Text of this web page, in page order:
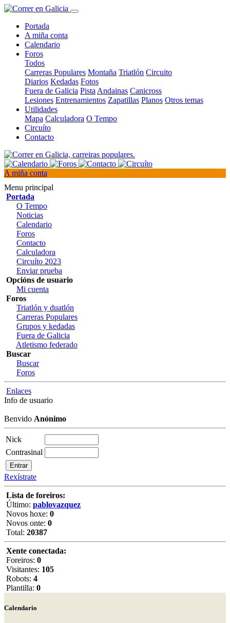
Portada
A miña conta
Calendario
Foros
Todos
Carreras Populares Montaña Triatlón Circuito
Diarios Kedadas Fotos
Fuera de Galicia Pista Andainas Canicross
Lesiones Entrenamientos Zapatillas Planos Otros temas
Utilidades
Mapa Calculadora O Tempo
Circuíto
Contacto
A miña conta
Menu principal
Portada
O Tempo
Noticias
Calendario
Foros
Contacto
Calculadora
Circuíto 2023
Enviar prueba
Opcións de usuario
Mi cuenta
Foros
Triatlón y duatlón
Carreras Populares
Grupos y kedadas
Fuera de Galicia
Atletismo federado
Buscar
Buscar
Foros
Enlaces
Info de usuario
Benvido Anónimo
Nick
Contrasinal
Rexístrate
Lista de foreiros:
Último: pablovazquez
Novos hoxe: 0
Novos onte: 0
Total: 20387
Xente conectada:
Foreiros: 0
Visitantes: 105
Robots: 4
Plantilla: 0
Calendario